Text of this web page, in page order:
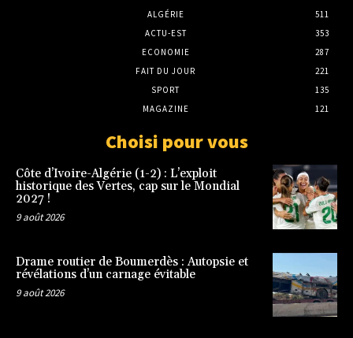
ALGÉRIE
511
ACTU-EST
353
ECONOMIE
287
FAIT DU JOUR
221
SPORT
135
MAGAZINE
121
Choisi pour vous
Côte d’Ivoire-Algérie (1-2) : L’exploit
historique des Vertes, cap sur le Mondial
2027 !
9 août 2026
Drame routier de Boumerdès : Autopsie et
révélations d’un carnage évitable
9 août 2026